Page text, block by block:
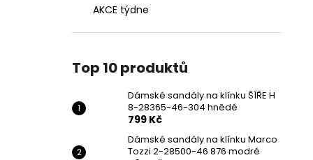
AKCE týdne
Top 10 produktů
Dámské sandály na klínku ŠÍŘE H
8-28365-46-304 hnědé
799 Kč
Dámské sandály na klínku Marco
Tozzi 2-28500-46 876 modré